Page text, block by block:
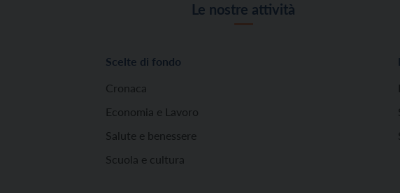
Le nostre attività
Scelte di fondo
Cronaca
Economia e Lavoro
Salute e benessere
Scuola e cultura